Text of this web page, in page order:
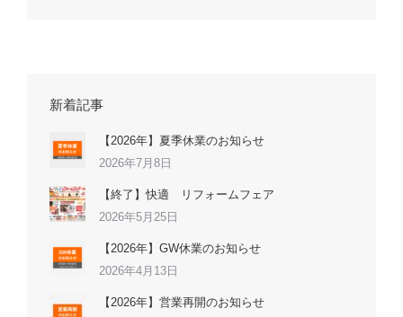
新着記事
【2026年】夏季休業のお知らせ
2026年7月8日
【終了】快適 リフォームフェア
2026年5月25日
【2026年】GW休業のお知らせ
2026年4月13日
【2026年】営業再開のお知らせ